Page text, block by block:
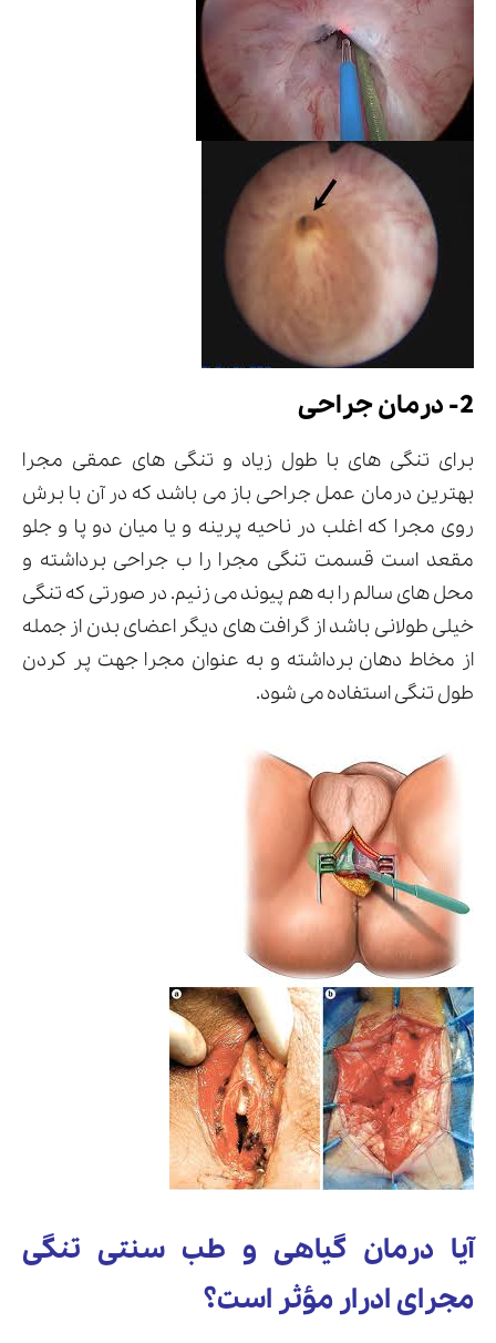
2- درمان جراحی
برای تنگی های با طول زیاد و تنگی های عمقی مجرا
بهترین درمان عمل جراحی باز می باشد که در آن با برش
روی مجرا که اغلب در ناحیه پرینه و یا میان دو پا و جلو
مقعد است قسمت تنگی مجرا را ب جراحی برداشته و
محل های سالم را به هم پیوند می زنیم. در صورتی که تنگی
خیلی طولانی باشد از گرافت های دیگر اعضای بدن از جمله
از مخاط دهان برداشته و به عنوان مجرا جهت پر کردن
طول تنگی استفاده می شود.
آیا درمان گیاهی و طب سنتی تنگی
مجرای ادرار مؤثر است؟